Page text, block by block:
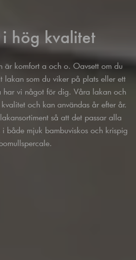
hög kvalitet
är komfort a och o. Oavsett om du
lakan som du viker på plats eller ett
har vi något för dig. Våra lakan och
och kan användas år efter år.
så att det passar alla
både mjuk bambuviskos och krispig